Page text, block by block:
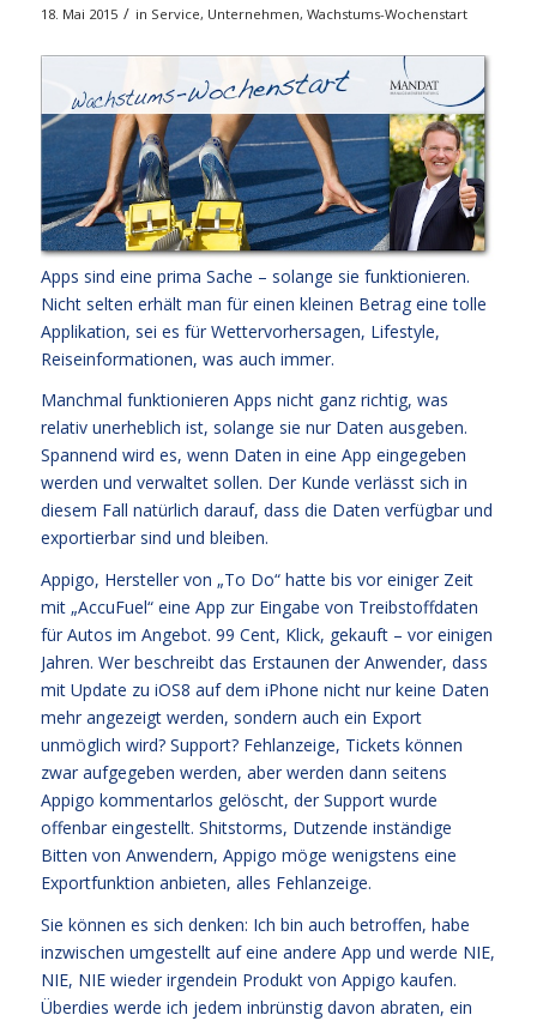
18. Mai 2015 / in Service, Unternehmen, Wachstums-Wochenstart
Apps sind eine prima Sache – solange sie funktionieren.
Nicht selten erhält man für einen kleinen Betrag eine tolle
Applikation, sei es für Wettervorhersagen, Lifestyle,
Reiseinformationen, was auch immer.
Manchmal funktionieren Apps nicht ganz richtig, was
relativ unerheblich ist, solange sie nur Daten ausgeben.
Spannend wird es, wenn Daten in eine App eingegeben
werden und verwaltet sollen. Der Kunde verlässt sich in
diesem Fall natürlich darauf, dass die Daten verfügbar und
exportierbar sind und bleiben.
Appigo, Hersteller von „To Do“ hatte bis vor einiger Zeit
mit „AccuFuel“ eine App zur Eingabe von Treibstoffdaten
für Autos im Angebot. 99 Cent, Klick, gekauft – vor einigen
Jahren. Wer beschreibt das Erstaunen der Anwender, dass
mit Update zu iOS8 auf dem iPhone nicht nur keine Daten
mehr angezeigt werden, sondern auch ein Export
unmöglich wird? Support? Fehlanzeige, Tickets können
zwar aufgegeben werden, aber werden dann seitens
Appigo kommentarlos gelöscht, der Support wurde
offenbar eingestellt. Shitstorms, Dutzende inständige
Bitten von Anwendern, Appigo möge wenigstens eine
Exportfunktion anbieten, alles Fehlanzeige.
Sie können es sich denken: Ich bin auch betroffen, habe
inzwischen umgestellt auf eine andere App und werde NIE,
NIE, NIE wieder irgendein Produkt von Appigo kaufen.
Überdies werde ich jedem inbrünstig davon abraten, ein